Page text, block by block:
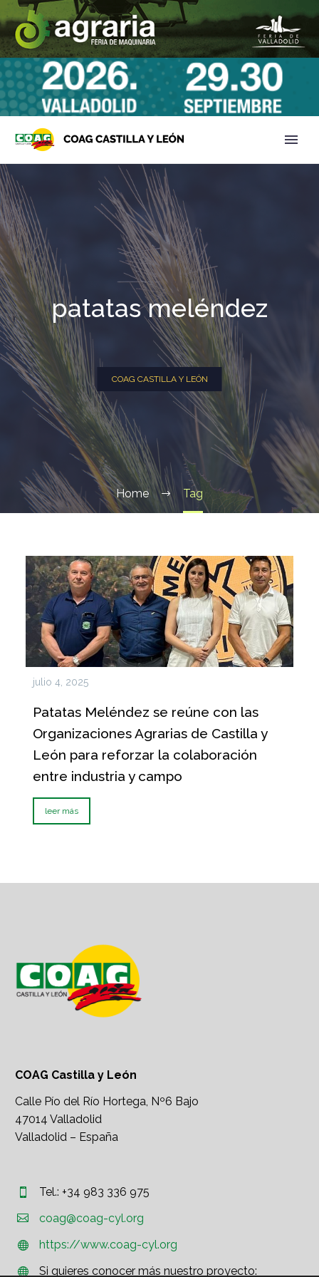
patatas meléndez
COAG CASTILLA Y LEÓN
Home Tag
julio 4, 2025
Patatas Meléndez se reúne con las
Organizaciones Agrarias de Castilla y
León para reforzar la colaboración
entre industria y campo
leer más
COAG Castilla y León
Calle Pío del Río Hortega, Nº6 Bajo
47014 Valladolid
Valladolid – España

 Tel.: +34 983 336 975

 coag@coag-cyl.org

 https://www.coag-cyl.org

 Si quieres conocer más nuestro proyecto: